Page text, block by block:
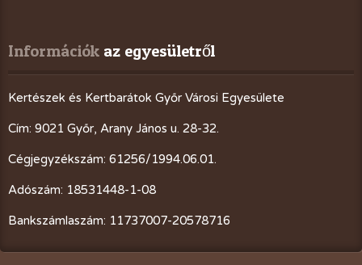
Információk az egyesületről
Kertészek és Kertbarátok Győr Városi Egyesülete
Cím: 9021 Győr, Arany János u. 28-32.
Cégjegyzékszám: 61256/1994.06.01.
Adószám: 18531448-1-08
Bankszámlaszám: 11737007-20578716